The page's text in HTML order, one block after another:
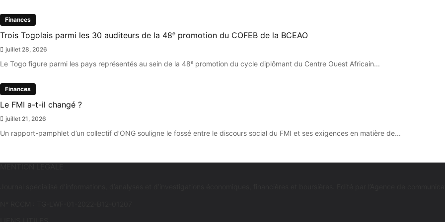
Finances
Trois Togolais parmi les 30 auditeurs de la 48ᵉ promotion du COFEB de la BCEAO
juillet 28, 2026
Le Togo figure parmi les pays représentés au sein de la 48ᵉ promotion du cycle diplômant du Centre Ouest Africain...
Finances
Le FMI a-t-il changé ?
juillet 21, 2026
Un rapport-pamphlet d’un collectif d’ONG souligne le fossé entre le discours social du FMI et ses exigences en matière de...